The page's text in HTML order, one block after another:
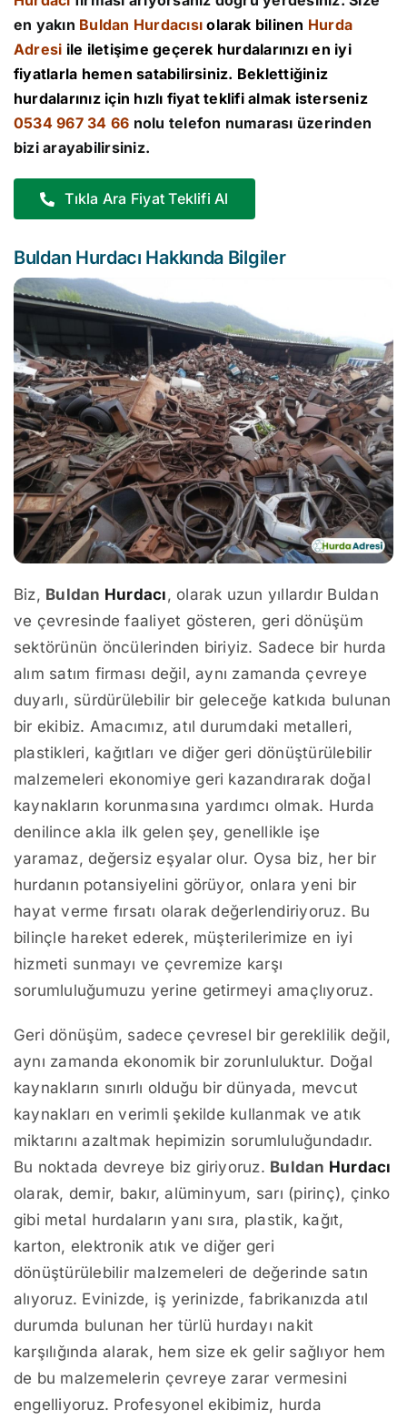
en yakın Buldan Hurdacısı olarak bilinen Hurda
Adresi ile iletişime geçerek hurdalarınızı en iyi
fiyatlarla hemen satabilirsiniz. Beklettiğiniz
hurdalarınız için hızlı fiyat teklifi almak isterseniz
0534 967 34 66 nolu telefon numarası üzerinden
bizi arayabilirsiniz.
Tıkla Ara Fiyat Teklifi Al
Buldan Hurdacı Hakkında Bilgiler
Biz, Buldan Hurdacı , olarak uzun yıllardır Buldan
ve çevresinde faaliyet gösteren, geri dönüşüm
sektörünün öncülerinden biriyiz. Sadece bir hurda
alım satım firması değil, aynı zamanda çevreye
duyarlı, sürdürülebilir bir geleceğe katkıda bulunan
bir ekibiz. Amacımız, atıl durumdaki metalleri,
plastikleri, kağıtları ve diğer geri dönüştürülebilir
malzemeleri ekonomiye geri kazandırarak doğal
kaynakların korunmasına yardımcı olmak. Hurda
denilince akla ilk gelen şey, genellikle işe
yaramaz, değersiz eşyalar olur. Oysa biz, her bir
hurdanın potansiyelini görüyor, onlara yeni bir
hayat verme fırsatı olarak değerlendiriyoruz. Bu
bilinçle hareket ederek, müşterilerimize en iyi
hizmeti sunmayı ve çevremize karşı
sorumluluğumuzu yerine getirmeyi amaçlıyoruz.
Geri dönüşüm, sadece çevresel bir gereklilik değil,
aynı zamanda ekonomik bir zorunluluktur. Doğal
kaynakların sınırlı olduğu bir dünyada, mevcut
kaynakları en verimli şekilde kullanmak ve atık
miktarını azaltmak hepimizin sorumluluğundadır.
Bu noktada devreye biz giriyoruz. Buldan Hurdacı
olarak, demir, bakır, alüminyum, sarı (pirinç), çinko
gibi metal hurdaların yanı sıra, plastik, kağıt,
karton, elektronik atık ve diğer geri
dönüştürülebilir malzemeleri de değerinde satın
alıyoruz. Evinizde, iş yerinizde, fabrikanızda atıl
durumda bulunan her türlü hurdayı nakit
karşılığında alarak, hem size ek gelir sağlıyor hem
de bu malzemelerin çevreye zarar vermesini
engelliyoruz. Profesyonel ekibimiz, hurda